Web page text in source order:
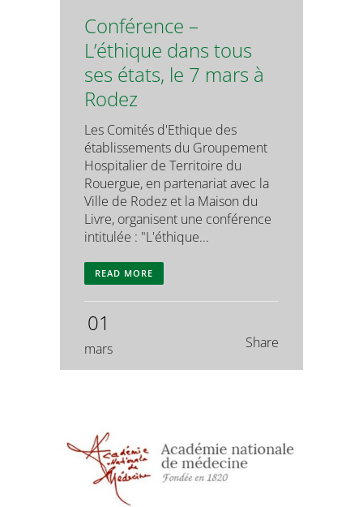
Conférence –
L’éthique dans tous
ses états, le 7 mars à
Rodez
Les Comités d'Ethique des
établissements du Groupement
Hospitalier de Territoire du
Rouergue, en partenariat avec la
Ville de Rodez et la Maison du
Livre, organisent une conférence
intitulée : "L'éthique...
READ MORE
01
mars Share